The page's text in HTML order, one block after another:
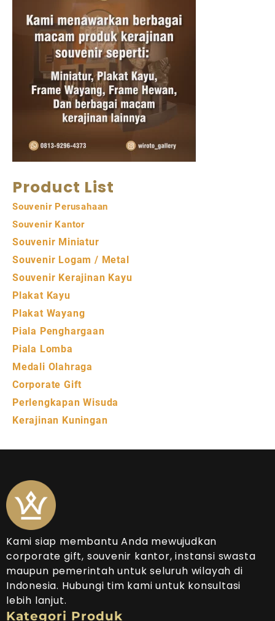
Product List
Souvenir Perusahaan
Souvenir Kantor
Souvenir Miniatur
Souvenir Logam / Metal
Souvenir Kerajinan Kayu
Plakat Kayu
Plakat Wayang
Piala Penghargaan
Piala Lomba
Medali Olahraga
Corporate Gift
Perlengkapan Wisuda
Kerajinan Kuningan
Kami siap membantu Anda mewujudkan
corporate gift, souvenir kantor, instansi swasta
maupun pemerintah untuk seluruh wilayah di
Indonesia. Hubungi tim kami untuk konsultasi
lebih lanjut.
Kategori Produk